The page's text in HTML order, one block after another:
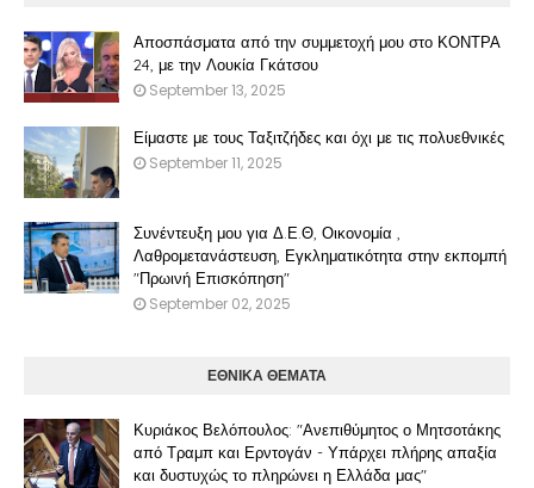
Αποσπάσματα από την συμμετοχή μου στο ΚΟΝΤΡΑ
24, με την Λουκία Γκάτσου
September 13, 2025
Είμαστε με τους Ταξιτζήδες και όχι με τις πολυεθνικές
September 11, 2025
Συνέντευξη μου για Δ.Ε.Θ, Οικονομία ,
Λαθρομετανάστευση, Εγκληματικότητα στην εκπομπή
"Πρωινή Επισκόπηση"
September 02, 2025
ΕΘΝΙΚΑ ΘΕΜΑΤΑ
Κυριάκος Βελόπουλος: "Ανεπιθύμητος ο Μητσοτάκης
από Τραμπ και Ερντογάν - Υπάρχει πλήρης απαξία
και δυστυχώς το πληρώνει η Ελλάδα μας"